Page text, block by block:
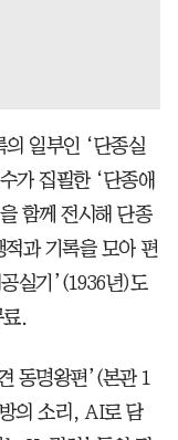
일부인 ‘단종실
가 집필한 ‘단종애
함께 전시해 단종
과 기록을 모아 편
실기’(1936년)도
.
동명왕편’(본관 1
의 소리, AI로 담